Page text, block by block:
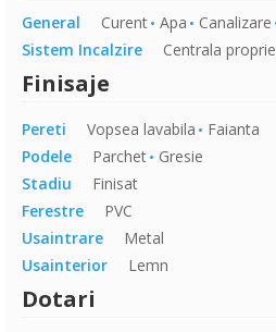
General Curent Apa Canalizare
Sistem Incalzire
Centrala proprie
Finisaje
Pereti Vopsea lavabila
Faianta
Podele
Parchet
Gresie
Stadiu
Finisat
Ferestre
PVC
Usaintrare
Metal
Usainterior
Lemn
Dotari